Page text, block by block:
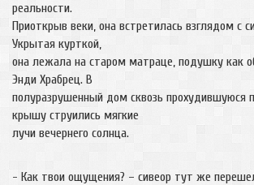
реальности.
Приоткрыв веки, она встретилась взглядом с
Укрытая курткой,
она лежала на старом матраце, подушку как
Энди Храбрец. В
полуразрушенный дом сквозь прохудившуюся
крышу струились мягкие
лучи вечернего солнца.
- Как твои ощущения? – сивеор тут же